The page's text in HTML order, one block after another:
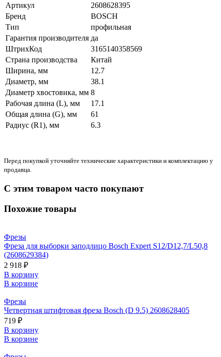
Артикул
2608628395
Бренд
BOSCH
Тип
профильная
Гарантия производителя да
ШтрихКод
3165140358569
Страна производства
Китай
Ширина, мм
12.7
Диаметр, мм
38.1
Диаметр хвостовика, мм 8
Рабочая длина (L), мм
17.1
Общая длина (G), мм
61
Радиус (R1), мм
6.3
Перед покупкой уточняйте технические характеристики и комплектацию у
продавца.
С этим товаром часто покупают
Похожие товары
Фрезы
Фреза для выборки заподлицо Bosch Expert S12/D12,7/L50,8
(2608629384)
2 918 ₽
В корзину
В корзине
Фрезы
Четвертная штифтовая фреза Bosch (D 9.5) 2608628405
719 ₽
В корзину
В корзине